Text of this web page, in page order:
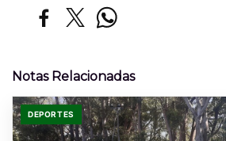
Notas Relacionadas
DEPORTES